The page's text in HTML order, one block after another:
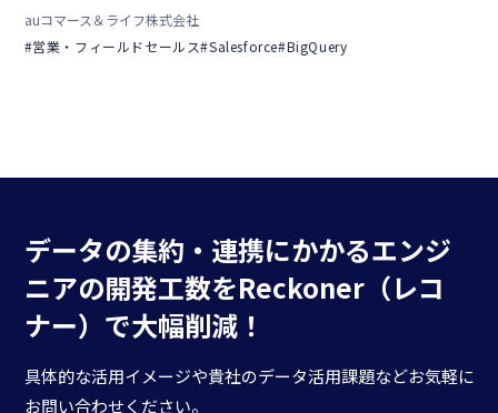
auコマース＆ライフ株式会社
#営業・フィールドセールス#Salesforce#BigQuery
データの集約・連携にかかるエンジ
ニアの開発工数をReckoner（レコ
ナー）で大幅削減！
具体的な活用イメージや貴社のデータ活用課題などお気軽に
お問い合わせください。